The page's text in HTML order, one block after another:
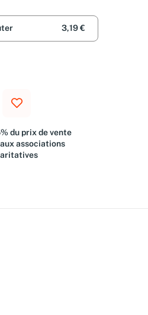
3,19 €
du prix de vente
associations